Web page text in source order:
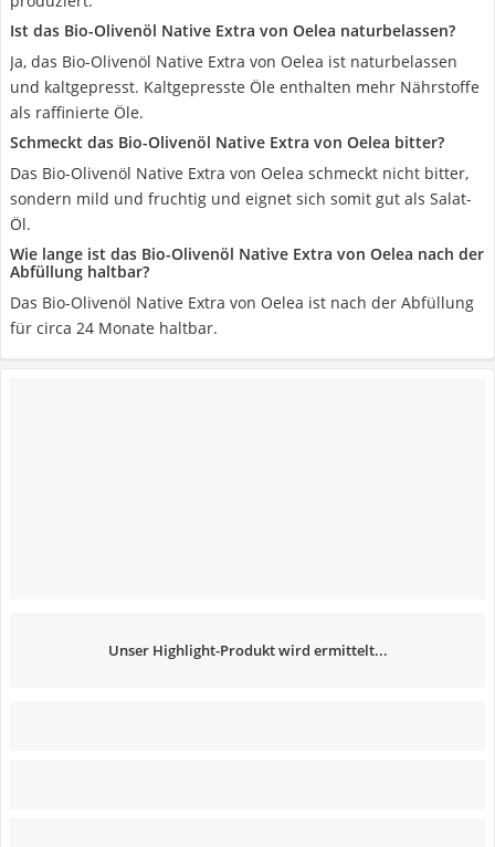
Ist das Bio-Olivenöl Native Extra von Oelea naturbelassen?
Ja, das Bio-Olivenöl Native Extra von Oelea ist naturbelassen
und kaltgepresst. Kaltgepresste Öle enthalten mehr Nährstoffe
als raffinierte Öle.
Schmeckt das Bio-Olivenöl Native Extra von Oelea bitter?
Das Bio-Olivenöl Native Extra von Oelea schmeckt nicht bitter,
sondern mild und fruchtig und eignet sich somit gut als Salat-
Öl.
Wie lange ist das Bio-Olivenöl Native Extra von Oelea nach der
Abfüllung haltbar?
Das Bio-Olivenöl Native Extra von Oelea ist nach der Abfüllung
für circa 24 Monate haltbar.
Unser Highlight-Produkt wird ermittelt...